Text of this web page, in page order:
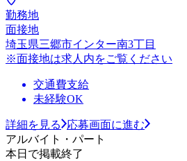
勤務地
面接地
埼玉県三郷市インター南3丁目
※面接地は求人内をご覧ください
交通費支給
未経験OK
詳細を見る
応募画面に進む
アルバイト・パート
本日で掲載終了